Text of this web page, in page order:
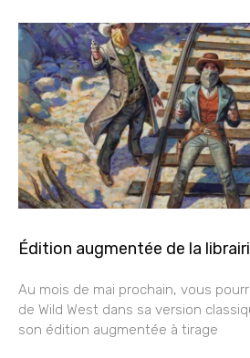
Édition augmentée de la
Au mois de mai prochain, vous
de Wild West dans sa version
son édition augmentée à tirage